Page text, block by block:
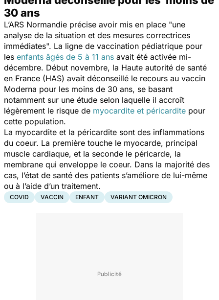
30 ans
L’ARS Normandie précise avoir mis en place "une
analyse de la situation et des mesures correctrices
immédiates". La ligne de vaccination pédiatrique pour
les enfants âgés de 5 à 11 ans avait été activée mi-
décembre. Début novembre, la Haute autorité de santé
en France (HAS) avait déconseillé le recours au vaccin
Moderna pour les moins de 30 ans, se basant
notamment sur une étude selon laquelle il accroît
légèrement le risque de myocardite et péricardite pour
cette population.
La myocardite et la péricardite sont des inflammations
du coeur. La première touche le myocarde, principal
muscle cardiaque, et la seconde le péricarde, la
membrane qui enveloppe le coeur. Dans la majorité des
cas, l’état de santé des patients s’améliore de lui-même
ou à l’aide d’un traitement.
COVID VACCIN ENFANT VARIANT OMICRON